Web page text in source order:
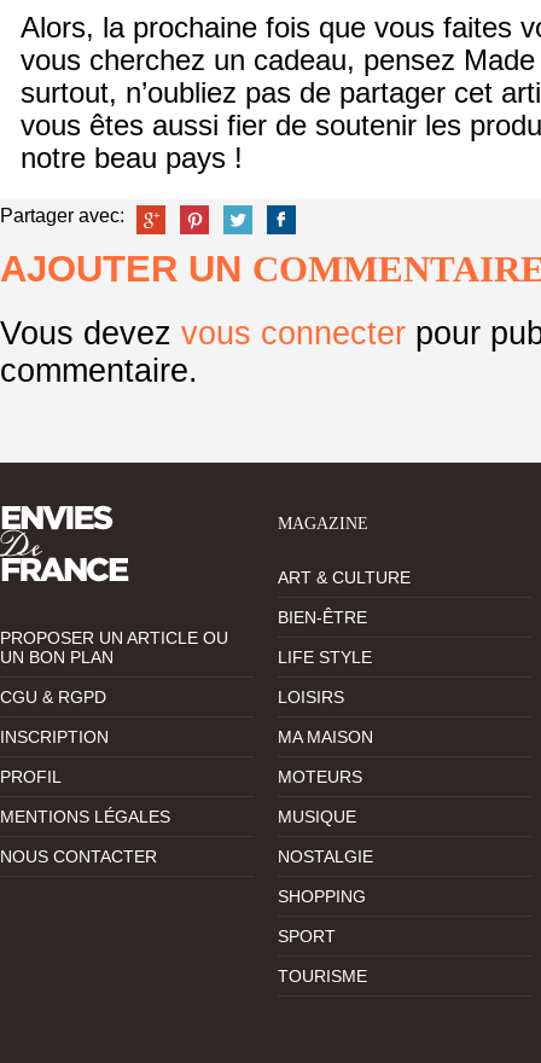
Alors, la prochaine fois que vous faites
vous cherchez un cadeau, pensez
surtout, n’oubliez pas de partager cet
vous êtes aussi fier de soutenir les
notre beau pays !
Partager avec:
AJOUTER UN
Vous devez vous connecter pour
commentaire.
PROPOSER UN ARTICLE OU
UN BON PLAN
CGU & RGPD
INSCRIPTION
PROFIL
MENTIONS LÉGALES
NOUS CONTACTER
MAGAZINE
ART & CULTURE
BIEN-ÊTRE
LIFE STYLE
LOISIRS
MA MAISON
MOTEURS
MUSIQUE
NOSTALGIE
SHOPPING
SPORT
TOURISME